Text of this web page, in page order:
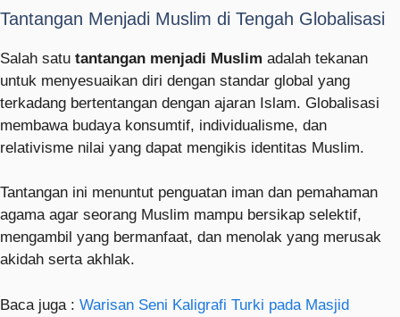
Tantangan Menjadi Muslim di Tengah Globalisasi
Salah satu tantangan menjadi Muslim adalah tekanan
untuk menyesuaikan diri dengan standar global yang
terkadang bertentangan dengan ajaran Islam. Globalisasi
membawa budaya konsumtif, individualisme, dan
relativisme nilai yang dapat mengikis identitas Muslim.
Tantangan ini menuntut penguatan iman dan pemahaman
agama agar seorang Muslim mampu bersikap selektif,
mengambil yang bermanfaat, dan menolak yang merusak
akidah serta akhlak.
Baca juga : Warisan Seni Kaligrafi Turki pada Masjid